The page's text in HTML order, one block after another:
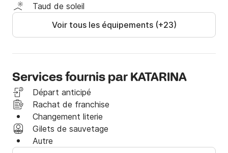
sièges ergonomiques. La coupe des voiles est facile
avec la plaque principale menée sur le toit de la
maison du pont et la voile avant découpée par des
Taud de soleil
Voir tous les équipements (+23)
Services fournis par KATARINA
Départ anticipé
Rachat de franchise
Changement literie
Gilets de sauvetage
Autre